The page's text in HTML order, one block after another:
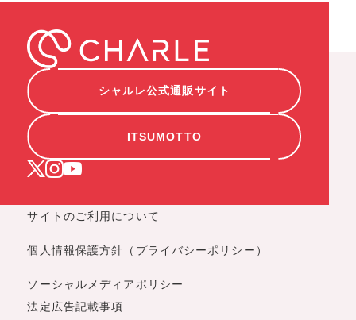
シャルレ公式通販サイト
ITSUMOTTO
サイトのご利用について
個人情報保護方針（プライバシーポリシー）
ソーシャルメディアポリシー
法定広告記載事項